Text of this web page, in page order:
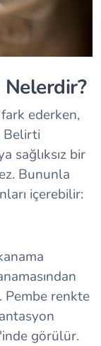
ederken,
Belirti
sağlıksız bir
Bununla
içerebilir:
Pembe renkte
görülür.